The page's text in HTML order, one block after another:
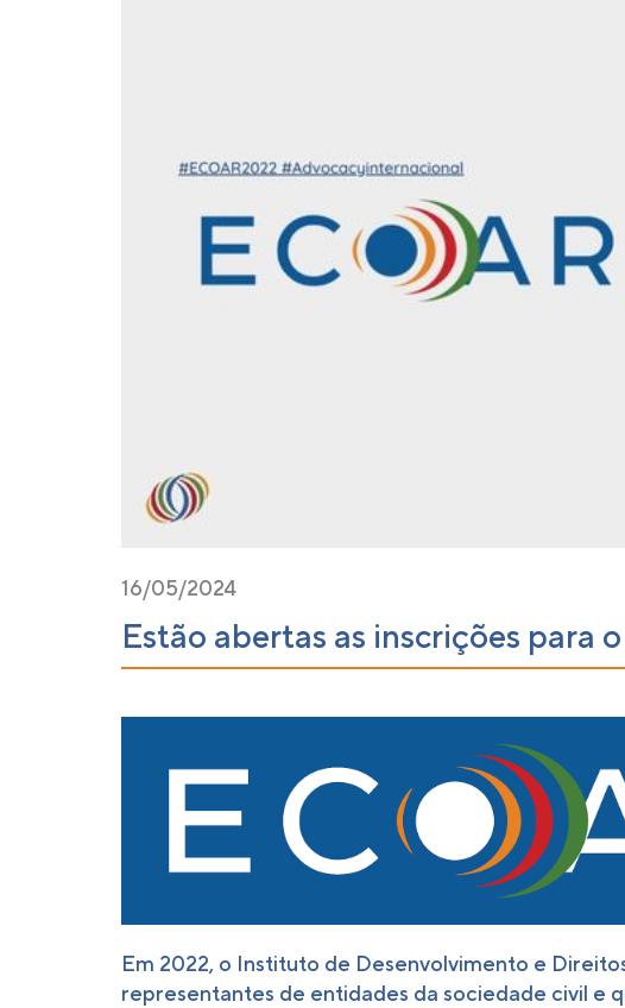
16/05/2024
Estão abertas as inscrições para
Em 2022, o Instituto de Desenvolvimento e
representantes de entidades da sociedade civil e